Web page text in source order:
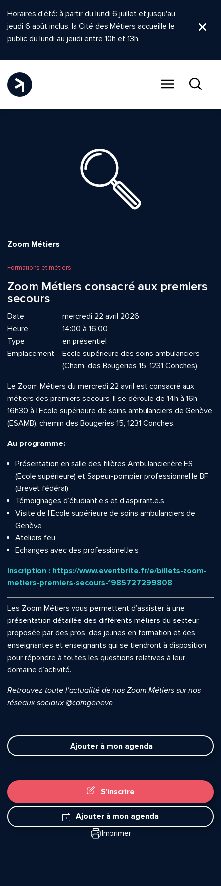
Horaires d'été: à partir du lundi 6 juillet et jusqu'au
jeudi 6 août inclus, la Cité des Métiers accueille le
public du lundi au jeudi entre 10h et 13h.
Zoom Métiers
Formations et métiers
Zoom Métiers consacré aux premiers
secours
Date
mercredi 22 avril 2026
Heure
14:00 à 16:00
Type
en présentiel
Emplacement
Ecole supérieure des soins ambulanciers
(Chem. des Bougeries 15, 1231 Conches).
Le Zoom Métiers du mercredi 22 avril est consacré aux
métiers des premiers secours. Il se déroule de 14h à 16h-
16h30 à l’Ecole supérieure de soins ambulanciers de Genève
(ESAMB), chemin des Bougeries 15, 1231 Conches.
Au programme:
Présentation en salle des filières Ambulancier.ère ES
(Ecole supérieure) et Sapeur-pompier professionnel.le BF
(Brevet fédéral)
Témoignages d’étudiant.e.s et d’aspirant.e.s
Visite de l’Ecole supérieure de soins ambulanciers de
Genève
Ateliers feu
Echanges avec des professionel.le.s
Inscription : https://www.eventbrite.fr/e/billets-zoom-
metiers-premiers-secours-1985727299808
Les Zoom Métiers vous permettent d’assister à une
présentation détaillée des différents métiers du secteur,
proposée par des pros, des jeunes en formation et des
enseignantes et enseignants qui se tiendront à disposition
pour répondre à toutes les questions relatives à leur
domaine d’activité.
Retrouvez toute l’actualité de nos Zoom Métiers sur nos
réseaux sociaux @cdmgeneve
Ajouter à mon agenda
S'inscrire
Ajouter à mon agenda
Imprimer
Quelle est la pertinence de cette page?